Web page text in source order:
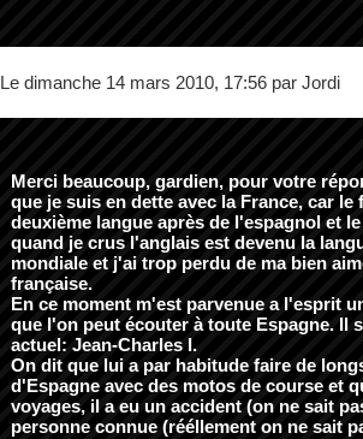
Le dimanche 14 mars 2010, 17:56 par Jordi
Merci beaucoup, gardien, pour votre
que je suis en dette avec la France, car le
deuxième langue après de l'espagnol et
quand je crus l'anglais est devenu la
mondiale et j'ai trop perdu de ma bien
française.
En ce moment m'est parvenue a l'esprit
que l'on peut écouter à toute Espagne. Il
actuel: Jean-Charles I.
On dit que lui a par habitude faire de
d'Espagne avec des motos de course et
voyages, il a eu un accident (on ne sait
personne connue (rééllement on ne sait